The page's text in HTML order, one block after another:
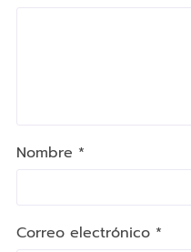
Nombre *
Correo electrónico *